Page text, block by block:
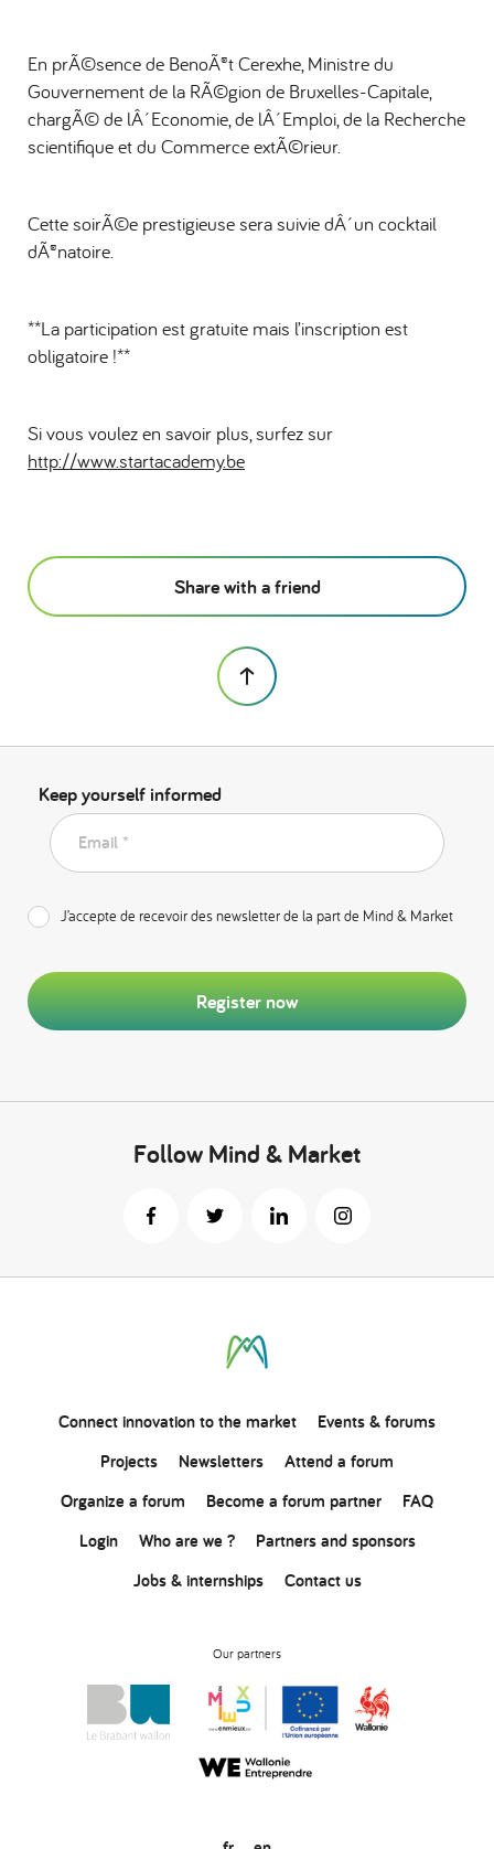
En prÃ©sence de BenoÃ®t Cerexhe, Ministre du
Gouvernement de la RÃ©gion de Bruxelles-Capitale,
chargÃ© de lÂ´Economie, de lÂ´Emploi, de la Recherche
scientifique et du Commerce extÃ©rieur.
Cette soirÃ©e prestigieuse sera suivie dÂ´un cocktail
dÃ®natoire.
**La participation est gratuite mais l’inscription est
obligatoire !**
Si vous voulez en savoir plus, surfez sur
http://www.startacademy.be
Share with a friend
Keep yourself informed
Email *
J’accepte de recevoir des newsletter de la part de Mind & Market
Register now
Follow Mind & Market
Connectinnovationto the market
Events & forums
Projects
Newsletters
Attend a forum
Organize a forum
Become a forum partner
FAQ
Login
Who are we ?
Partners and sponsors
Jobs & internships
Contact us
Our partners